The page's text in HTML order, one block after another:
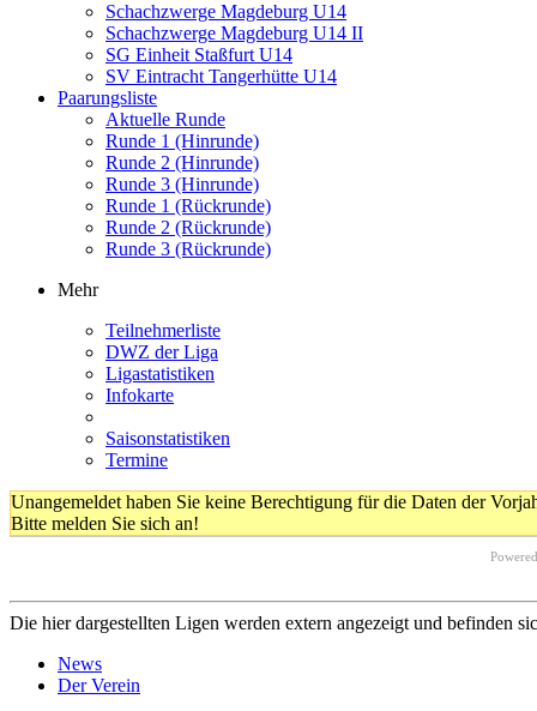
Schachzwerge Magdeburg U14
Schachzwerge Magdeburg U14 II
SG Einheit Staßfurt U14
SV Eintracht Tangerhütte U14
Paarungsliste
Aktuelle Runde
Runde 1 (Hinrunde)
Runde 2 (Hinrunde)
Runde 3 (Hinrunde)
Runde 1 (Rückrunde)
Runde 2 (Rückrunde)
Runde 3 (Rückrunde)
Mehr
Teilnehmerliste
DWZ der Liga
Ligastatistiken
Infokarte
Saisonstatistiken
Termine
Unangemeldet haben Sie keine Berechtigung für die Daten der
Bitte melden Sie sich an!
Die hier dargestellten Ligen werden extern angezeigt und befinden
News
Der Verein